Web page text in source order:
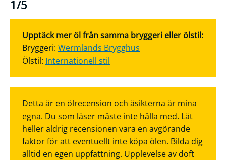
1/5
Upptäck mer öl från samma bryggeri eller ölstil:
Bryggeri: Wermlands Brygghus
Ölstil: Internationell stil
Detta är en ölrecension och åsikterna är mina
egna. Du som läser måste inte hålla med. Låt
heller aldrig recensionen vara en avgörande
faktor för att eventuellt inte köpa ölen. Bilda dig
alltid en egen uppfattning. Upplevelse av doft